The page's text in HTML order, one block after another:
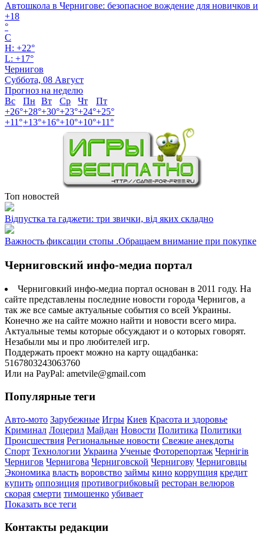
Автошкола в Чернигове: безопасное вождение для новичков и
+18
°
C
H: +22°
L: +17°
Чернигов
Суббота, 08 Август
Прогноз на неделю
Вс
Пн Вт Ср Чт
Пт
+26°+28°+30°+23°+24°+25°
+11°+13°+16°+10°+10°+11°
Топ новостей
Відпустка та гаджети: три звички, від яких складно
Важность фиксации стопы .Обращаем внимание при покупке
Черниговский инфо-медиа портал
Черниговкий инфо-медиа портал основан в 2011 году. На
сайте представлены последние новости города Чернигов, а
так же все самые актуальные события со всей Украины.
Конечно же на сайте можно найти и новости всего мира.
Актуальные темы которые обсуждают и о которых говорят.
Незабыли мы и про любителей игр.
Поддержать проект можно на карту ощадбанка:
5167803243063760
Или на PayPal: ametvile@gmail.com
Популярные теги
Авто-мото Зарубежные Игры Киев Красота и здоровье
Криминал Лоцерил Майдан Новости Политика Политики
Происшествия Региональные новости Свежие анекдоты
Спорт Технологии Украина Ученые Фоторепортаж Чернігів
Чернигов Чернигова Черниговской Чернигову Черниговцы
Экономика власть воровство займы кино коррупция кредит
купить оппозиция противогрибковый ресторан велюров
скорая смерти тимошенко убивает
Показать все теги
Контакты редакции